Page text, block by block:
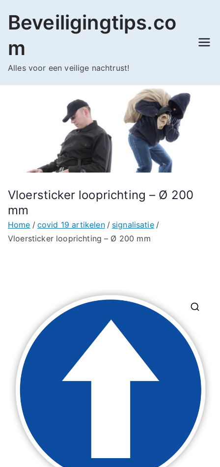
naar
inhoud
Beveiligingtips.co
m
Alles voor een veilige nachtrust!
Vloersticker looprichting – Ø 200
mm
Home covid 19 artikelen
signalisatie
Vloersticker looprichting – Ø 200 mm